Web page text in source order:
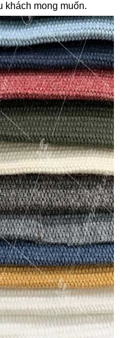
khách mong muốn.